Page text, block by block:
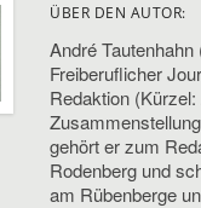
ÜBER DEN AUTOR:
André
Freiberuflicher
Redaktion
gehört er zum
Rodenberg und
am Rübenberge